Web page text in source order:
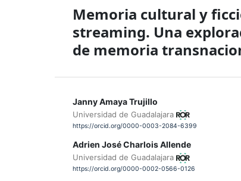
Memoria cultural y
streaming. Una
de memoria
Janny Amaya Trujillo
Universidad de Guadalajara
https://orcid.org/0000-0003-2084-6399
Adrien José Charlois Allende
Universidad de Guadalajara
https://orcid.org/0000-0002-0566-0126